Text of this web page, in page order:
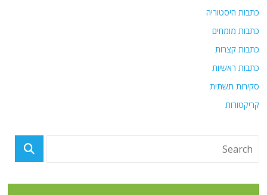
כתבות היסטוריה
כתבות מומחים
כתבות קצרות
כתבות ראשיות
סקירות תשתית
קריקטורות